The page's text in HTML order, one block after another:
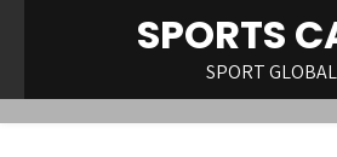
SPORTS
SPORT GLOBAL